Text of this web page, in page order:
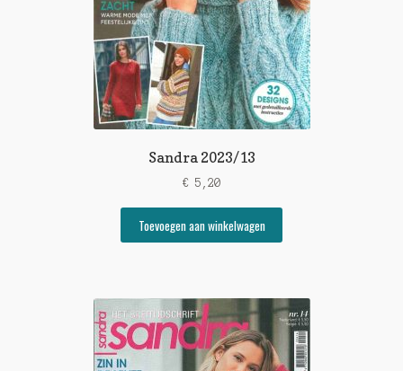
Sandra 2023/13
€ 5,20
Toevoegen aan winkelwagen